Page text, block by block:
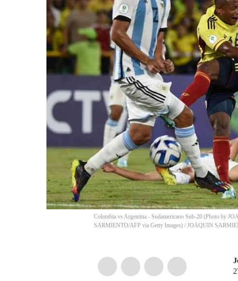
Colombia vs Argentina - Sudamericano Sub-20 (Photo by
SARMIENTO/AFP via Getty Images) / JOAQUIN